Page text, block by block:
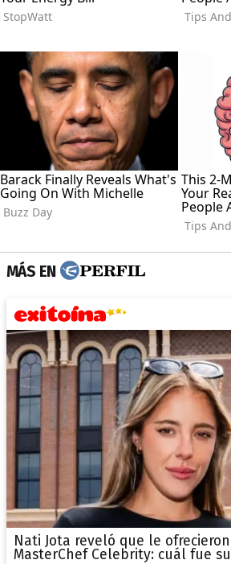
MÁS EN
Nati Jota reveló que le
MasterChef Celebrity: cuál fue